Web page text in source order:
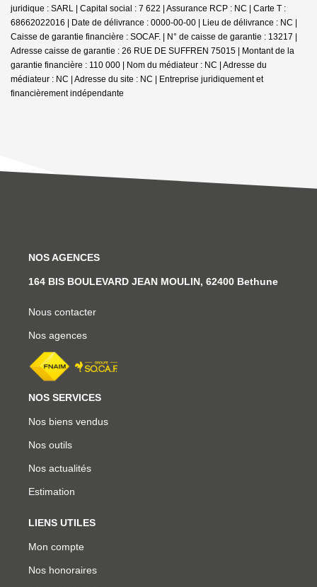
juridique : SARL | Capital social : 7 622 | Assurance RCP : NC | Carte T :
68662022016 | Date de délivrance : 0000-00-00 | Lieu de délivrance : NC |
Caisse de garantie financière : SOCAF. | N° de caisse de garantie : 13217 |
Adresse caisse de garantie : 26 RUE DE SUFFREN 75015 | Montant de la
garantie financière : 110 000 | Nom du médiateur : NC | Adresse du
médiateur : NC | Adresse du site : NC | Entreprise juridiquement et
financièrement indépendante
NOS AGENCES
164 BIS BOULEVARD JEAN MOULIN, 62400 Bethune
Nous contacter
Nos agences
NOS SERVICES
Nos biens vendus
Nos outils
Nos actualités
Estimation
LIENS UTILES
Mon compte
Nos honoraires